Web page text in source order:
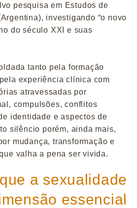
pesquisa em Estudos de
investigando “o novo
do século XXI e suas
tanto pela formação
experiência clínica com
atravessadas por
compulsões, conflitos
identidade e aspectos de
silêncio porém, ainda mais,
mudança, transformação e
valha a pena ser vivida.
a sexualidade
essencial